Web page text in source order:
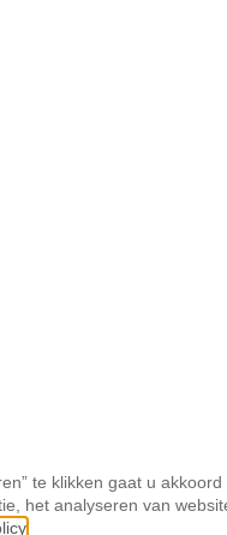
te klikken gaat u
het analyseren van